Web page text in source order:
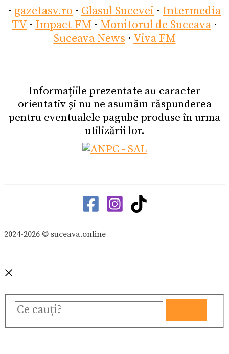
· gazetasv.ro · Glasul Sucevei · Intermedia
TV · Impact FM · Monitorul de Suceava ·
Suceava News · Viva FM
Informațiile prezentate au caracter
orientativ și nu ne asumăm răspunderea
pentru eventualele pagube produse în urma
utilizării lor.
2024-2026 © suceava.online